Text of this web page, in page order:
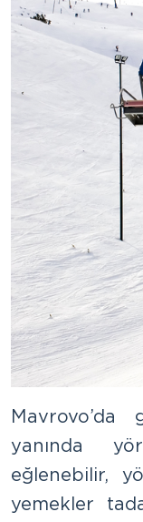
Mavrovo’da
yanında
eğlenebilir,
yemekler